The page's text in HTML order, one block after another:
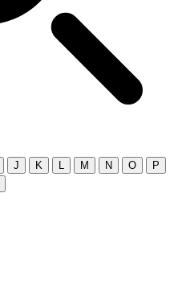
J K M N O
P